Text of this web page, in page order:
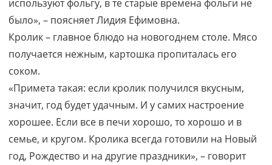
используют фольгу, в те старые времена фольги не
было», – поясняет Лидия Ефимовна.
Кролик – главное блюдо на новогоднем столе. Мясо
получается нежным, картошка пропиталась его
соком.
«Примета такая: если кролик получился вкусным,
значит, год будет удачным. И у самих настроение
хорошее. Если все в печи хорошо, то хорошо и в
семье, и кругом. Кролика всегда готовили на Новый
год, Рождество и на другие праздники», – говорит